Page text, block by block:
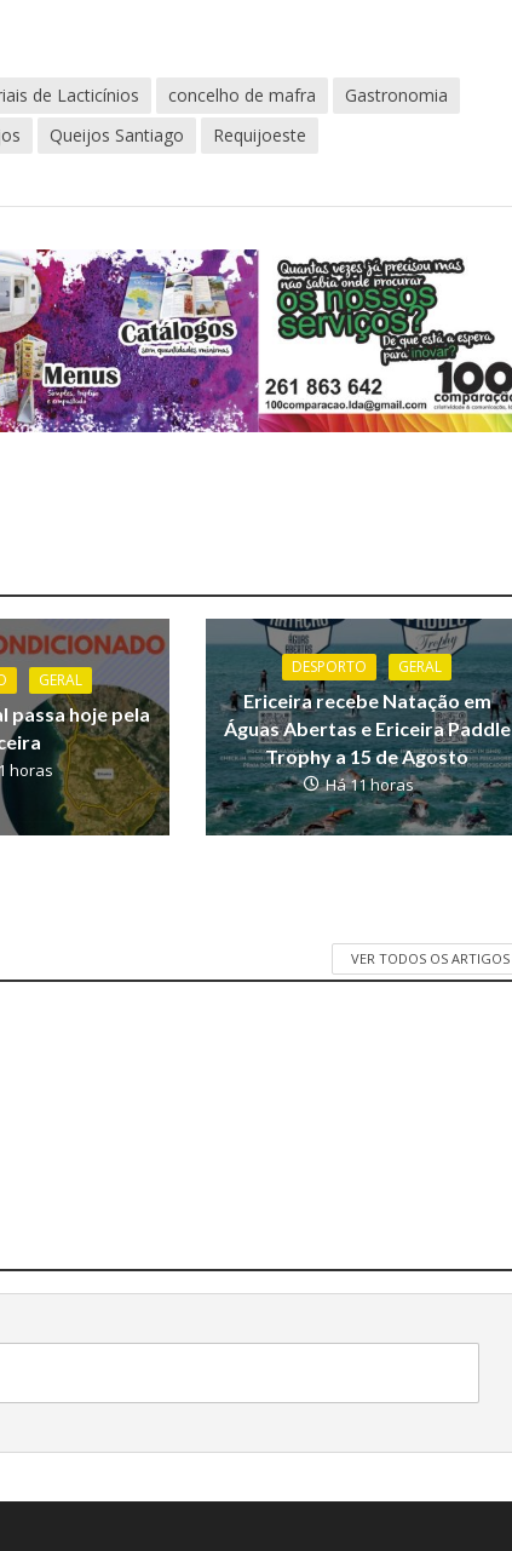
de Lacticínios concelho de mafra
Gastronomia
Queijos Santiago Requijoeste
GERAL
passa hoje pela
horas
DESPORTO GERAL
Ericeira recebe Natação em
Águas Abertas e Ericeira Paddle
Trophy a 15 de Agosto
Há 11 horas
VER TODOS OS ARTIGOS